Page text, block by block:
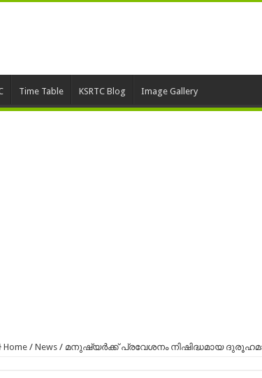
Time Table KSRTC Blog Image Gallery
Home / News / മനുഷ്യര്‍ക്ക് പ്രവേശനം നിഷിദ്ധമായ